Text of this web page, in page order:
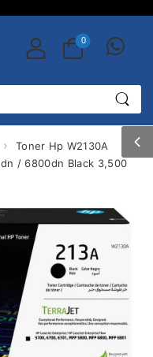
0
›
Toner Hp W2130A
/ 6800dn Black 3,500